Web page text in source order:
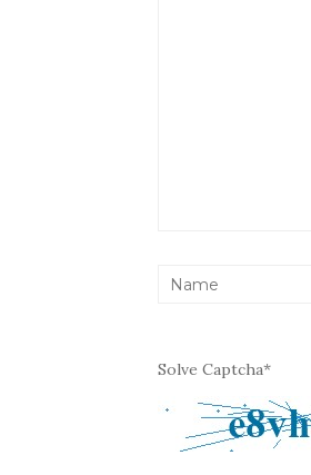
Solve Captcha*